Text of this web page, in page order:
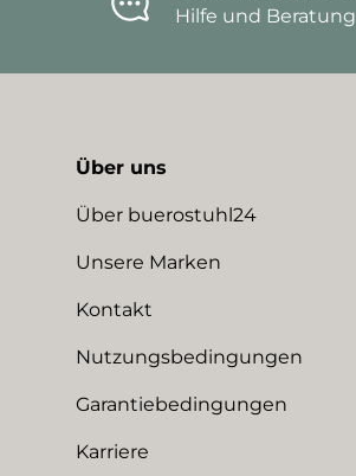
Hilfe und Beratung
Über uns
Über buerostuhl24
Unsere Marken
Kontakt
Nutzungsbedingungen
Garantiebedingungen
Karriere